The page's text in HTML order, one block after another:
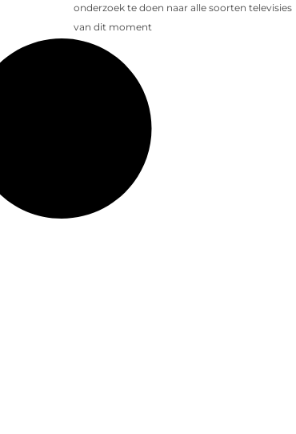
onderzoek te doen naar alle soorten televisies
van dit moment